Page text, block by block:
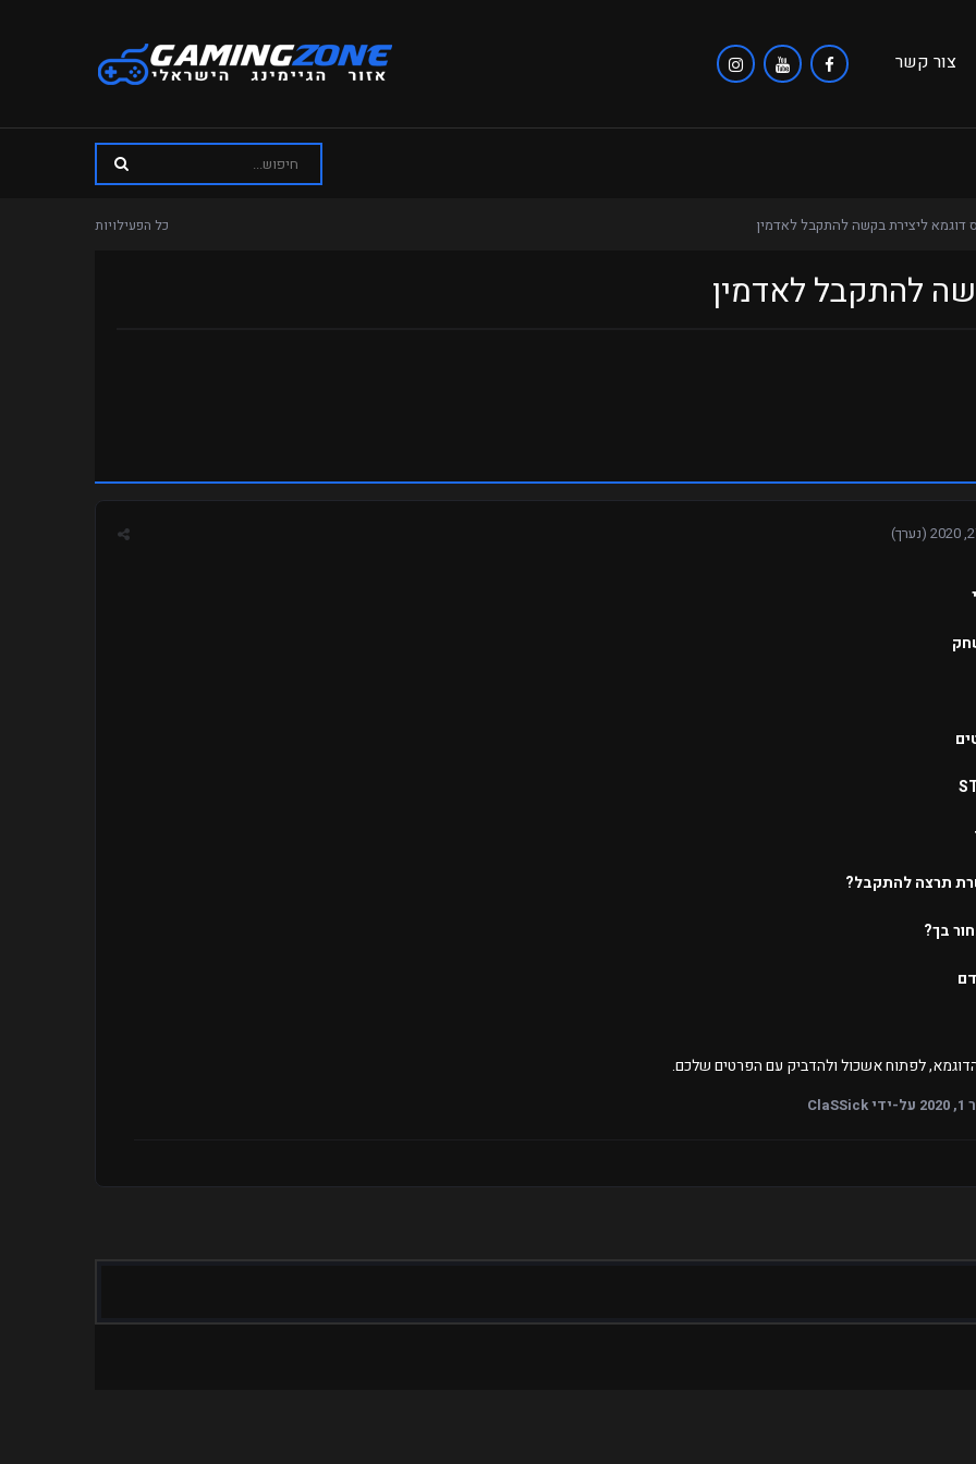
צור קשר
כל הפעילויות דוגמא ליצירת בקשה להתקבל לאדמין
להתקבל לאדמין
(נערך)
תרצה להתקבל?
בך?
לפתוח אשכול ולהדביק עם הפרטים שלכם.
על-ידי ClaSSick